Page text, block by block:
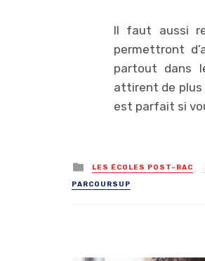
Il faut aussi
permettront
partout dans
attirent de plus
est parfait si
Posted
in
LES ÉCOLES POST-BAC
PARCOURSUP